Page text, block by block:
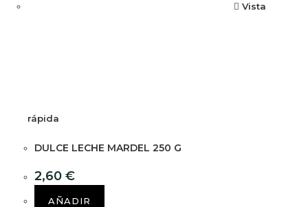
Vista
rápida
DULCE LECHE MARDEL 250 G
2,60 €
AÑADIR